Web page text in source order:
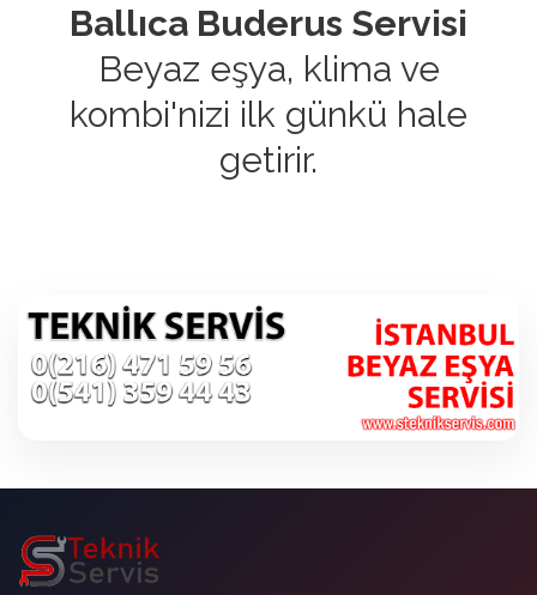
Ballıca Buderus Servisi
Beyaz eşya, klima ve
kombi'nizi ilk günkü hale
getirir.